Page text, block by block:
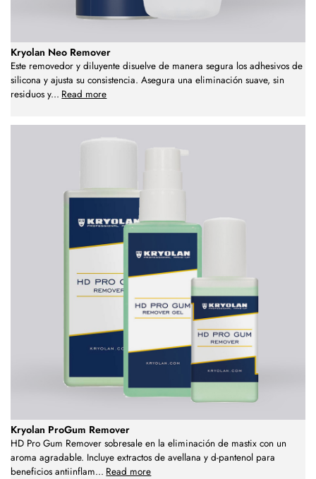
Kryolan Neo Remover
Este removedor y diluyente disuelve de manera segura los adhesivos de
silicona y ajusta su consistencia. Asegura una eliminación suave, sin
residuos y... Read more
Kryolan ProGum Remover
HD Pro Gum Remover sobresale en la eliminación de mastix con un
aroma agradable. Incluye extractos de avellana y d-pantenol para
beneficios antiinflam... Read more